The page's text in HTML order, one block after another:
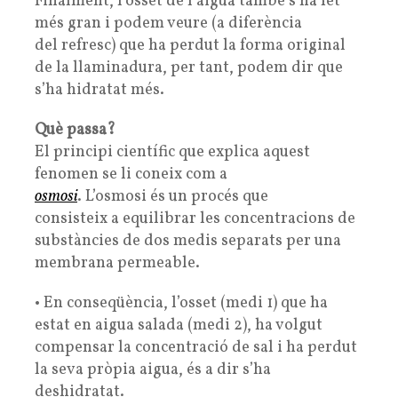
més gran i podem veure (a diferència
del refresc) que ha perdut la forma original
de la llaminadura, per tant, podem dir que
s’ha hidratat més.
Què passa?
El principi científic que explica aquest
fenomen se li coneix com a
osmosi. L’osmosi és un procés que
consisteix a equilibrar les concentracions de
substàncies de dos medis separats per una
membrana permeable.
• En conseqüència, l’osset (medi 1) que ha
estat en aigua salada (medi 2), ha volgut
compensar la concentració de sal i ha perdut
la seva pròpia aigua, és a dir s’ha
deshidratat.